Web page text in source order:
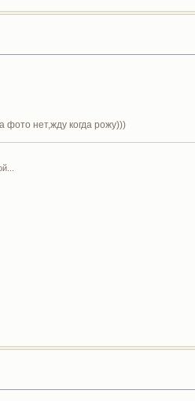
фото нет,жду когда рожу)))